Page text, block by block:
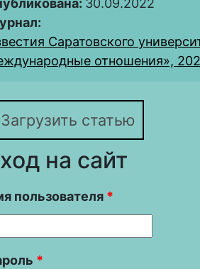
30.09.2022
Саратовского
отношения»,
Загрузить статью
на сайт
пользователя *
*